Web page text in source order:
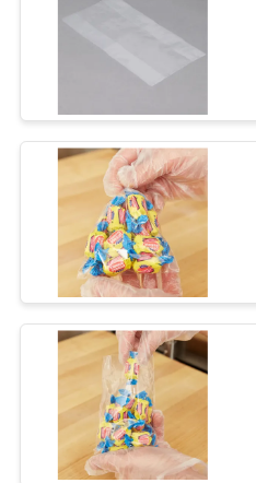
PRIVACY
POLICY